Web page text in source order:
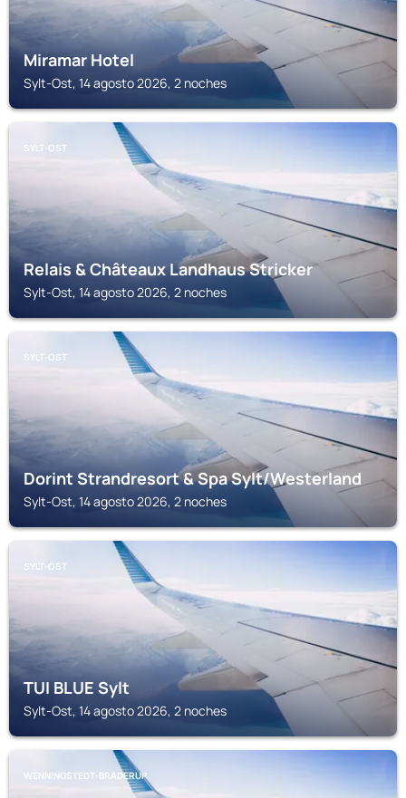
Miramar Hotel
Sylt-Ost, 14 agosto 2026, 2 noches
SYLT-OST
Relais & Châteaux Landhaus Stricker
Sylt-Ost, 14 agosto 2026, 2 noches
SYLT-OST
Dorint Strandresort & Spa Sylt/Westerland
Sylt-Ost, 14 agosto 2026, 2 noches
SYLT-OST
TUI BLUE Sylt
Sylt-Ost, 14 agosto 2026, 2 noches
WENNINGSTEDT-BRADERUP